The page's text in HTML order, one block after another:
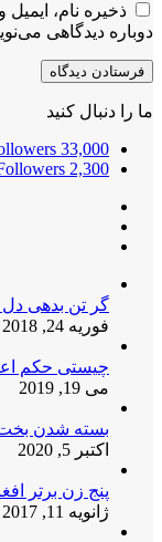
ذخیره نام،
دوباره دیدگاهی
ما را دنبال کنید
33,000
2,300
گر تن بدهی
فوریه 24, 2018
چیستی حکم
می 19, 2019
بسته شدن
اکتبر 5, 2020
پنج زن برتر
ژانویه 11, 2017